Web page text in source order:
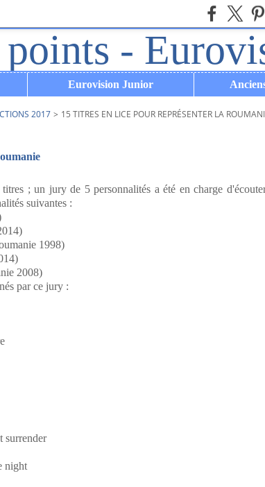
Eurovision Junior
2017 > 15 TITRES EN LICE POUR REPRÉSENTER LA
; un jury de 5 personnalités a été en charge
suivantes :
1998)
2008)
par ce jury :
night